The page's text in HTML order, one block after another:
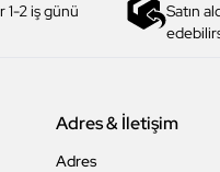
1-2 iş günü
Satın
Adres & İletişim
Adres